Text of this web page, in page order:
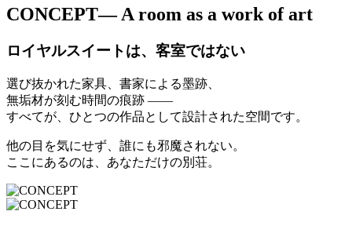
CONCEPT— A room as a work of art
ロイヤルスイートは、客室ではない
選び抜かれた家具、書家による墨跡、
無垢材が刻む時間の痕跡 ——
すべてが、ひとつの作品として設計された空間です。
他の目を気にせず、誰にも邪魔されない。
ここにあるのは、あなただけの別荘。